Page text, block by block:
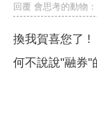
回覆 會思考的動物
換我賀喜您
何不說說"融券"